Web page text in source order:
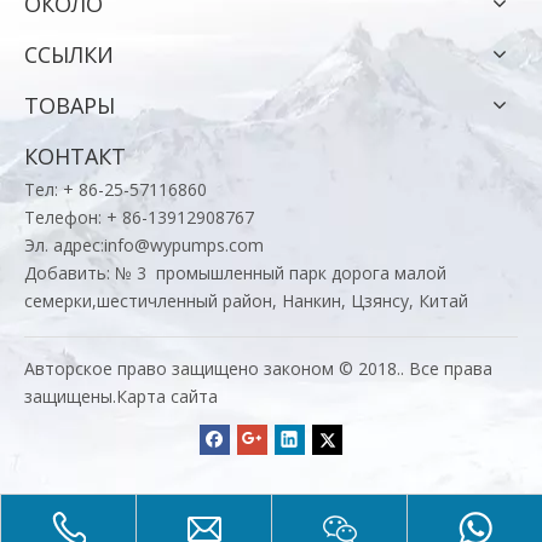
ССЫЛКИ
ТОВАРЫ
КОНТАКТ
Тел: + 86-25-57116860
Телефон: + 86-13912908767
Эл. адрес:info@wypumps.com
Добавить: № 3 промышленный парк дорога малой
семерки,шестичленный район, Нанкин, Цзянсу, Китай
Авторское право защищено законом © 2018.. Все права
защищены.Карта сайта